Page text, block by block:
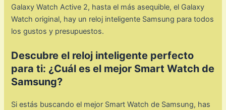
Galaxy Watch Active 2, hasta el más asequible, el Galaxy
Watch original, hay un reloj inteligente Samsung para todos
los gustos y presupuestos.
Descubre el reloj inteligente perfecto
para ti: ¿Cuál es el mejor Smart Watch de
Samsung?
Si estás buscando el mejor Smart Watch de Samsung, has